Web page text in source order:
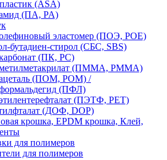
(ASA)
(ПА, PA)
эластомер (ПОЭ, POE)
бутадиен-стирол (СБС, SBS)
(ПК, PC)
(ПММА, PMMA)
(ПОМ, POM) /
(ПФЛ)
(ПЭТФ, PET)
(ДОФ, DOP)
крошка, EPDM крошка, Клей,
для полимеров
для полимеров